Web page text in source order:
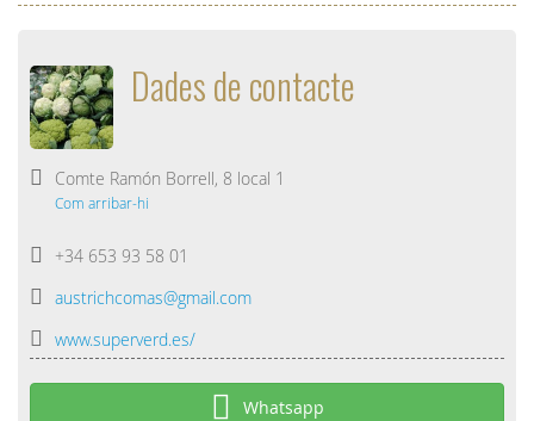
Dades de contacte
Comte Ramón Borrell, 8 local 1
Com arribar-hi
+34 653 93 58 01
austrichcomas@gmail.com
www.superverd.es/
Whatsapp